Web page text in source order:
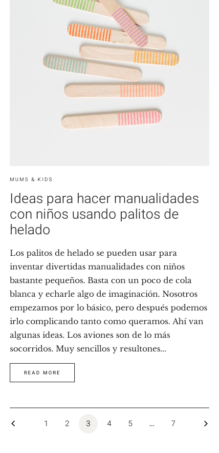
MUMS & KIDS
Ideas para hacer manualidades
con niños usando palitos de
helado
Los palitos de helado se pueden usar para
inventar divertidas manualidades con niños
bastante pequeños. Basta con un poco de cola
blanca y echarle algo de imaginación. Nosotros
empezamos por lo básico, pero después podemos
irlo complicando tanto como queramos. Ahí van
algunas ideas. Los aviones son de lo más
socorridos. Muy sencillos y resultones...
READ MORE
keyboard_arrow_left 1 2 3 4 5 … 7 keyboard_arrow_right